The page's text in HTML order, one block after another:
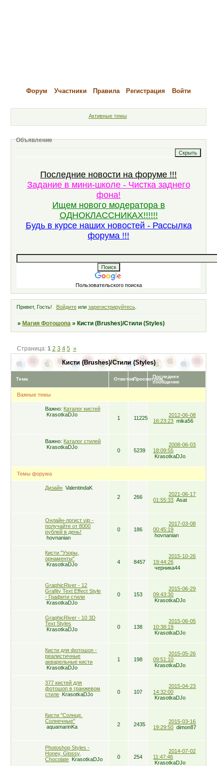
Форум Участники Правила Регистрация Войти
Активные темы
Объявление
Последние новости на форуме !!!
Задание в мини-школе - Чистка заднего
фона!
Ищем нового модератора в
ОДНОКЛАССНИКАХ!!!!!!
Будь в курсе наших новостей - Рассылка
форума !!!
Пользовательского поиска
Привет, Гость! Войдитеили зарегистрируйтесь.
» Магия Фотошопа » Кисти (Brushes)/Стили (Styles)
Кисти (Brushes)/Стили (Styles)
Страница: 1 2 3 4 5 »
Тема ОтветовПросмотровПоследнее
сообщение
Важные темы
Важно: Каталог кистей
KrasotkaDJo
1 11225
2012-06-08
16:23:23 mika56
Важно: Каталог стилей
KrasotkaDJo
0 5239
2008-06-03
18:09:55
KrasotkaDJo
Темы форума
Дизайн ValentindaK
2
266
2021-06-17
01:55:33 Asat
Онлайн-логист vip -
получайте от 8000
рублей в день!
hovnanian
0 186
2017-03-08
00:45:19
hovnanian
Кисти "Узоры,
орнаменты"
KrasotkaDJo
4 8457
2015-10-26
19:44:26
черника44
GrарhiсRivеr - 12
Grafity Text Effect Style
- Графити стили
KrasotkaDJo
0 153
2015-06-29
09:43:30
KrasotkaDJo
GrарhiсRivеr - 10 3D
Text Styles
KrasotkaDJo
0 138
2015-06-05
10:38:19
KrasotkaDJo
Киcти для фотошоп -
реалистичные
акварельные кисти
KrasotkaDJo
1 198
2015-05-26
09:51:10
KrasotkaDJo
377 кистей для
фотошоп в гранжевом
стиле KrasotkaDJo 0 107
2015-04-23
14:32:00
KrasotkaDJo
Кисти "Солнце.
Солнечные"
aquamarinKa
2 2435
2015-03-16
19:29:50 dimon87
Photoshop Styles -
Honey, Glossy,
Chocolate KrasotkaDJo 0 254
2014-07-02
11:47:46
KrasotkaDJo